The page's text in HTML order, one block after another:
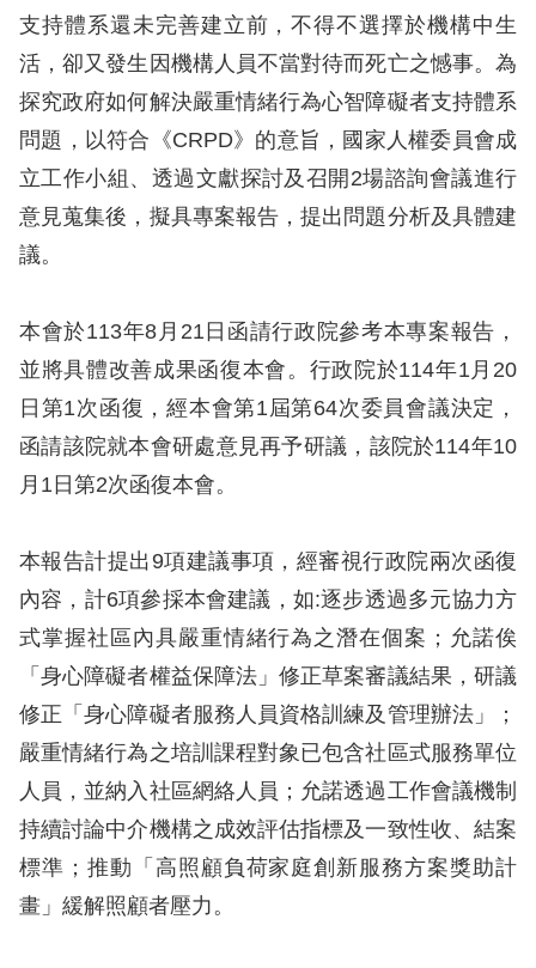
擇
語
言
兒少版
回
頁
網
站
導
覽
網
站
安
全
政
策
隱
私
權
支持體系還未完善建立前，不得不選擇於機構中生
活，卻又發生因機構人員不當對待而死亡之憾事。為
探究政府如何解決嚴重情緒行為心智障礙者支持體系
問題，以符合《CRPD》的意旨，國家人權委員會成
立工作小組、透過文獻探討及召開2場諮詢會議進行
意見蒐集後，擬具專案報告，提出問題分析及具體建
議。
本會於113年8月21日函請行政院參考本專案報告，
並將具體改善成果函復本會。行政院於114年1月20
日第1次函復，經本會第1屆第64次委員會議決定，
函請該院就本會研處意見再予研議，該院於114年10
月1日第2次函復本會。
本報告計提出9項建議事項，經審視行政院兩次函復
內容，計6項參採本會建議，如:逐步透過多元協力方
式掌握社區內具嚴重情緒行為之潛在個案；允諾俟
「身心障礙者權益保障法」修正草案審議結果，研議
修正「身心障礙者服務人員資格訓練及管理辦法」；
嚴重情緒行為之培訓課程對象已包含社區式服務單位
人員，並納入社區網絡人員；允諾透過工作會議機制
持續討論中介機構之成效評估指標及一致性收、結案
標準；推動「高照顧負荷家庭創新服務方案獎助計
畫」緩解照顧者壓力。